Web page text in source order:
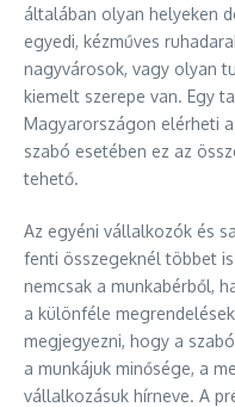
általában olyan helyeken
egyedi, kézműves
nagyvárosok, vagy olyan
kiemelt szerepe van. Egy
Magyarországon elérheti
szabó esetében ez az
tehető.
Az egyéni vállalkozók és
fenti összegeknél többet
nemcsak a munkabérből,
a különféle
megjegyezni, hogy a
a munkájuk minősége, a
vállalkozásuk hírneve. A